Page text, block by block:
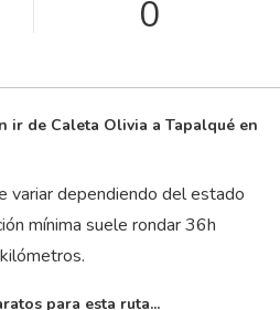
0
ir de Caleta Olivia a Tapalqué en
variar dependiendo del estado
mínima suele rondar 36h
para esta ruta...